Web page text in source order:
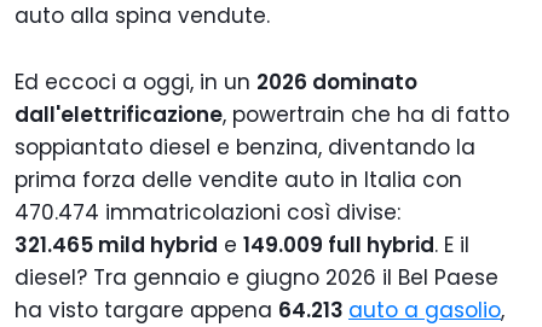
auto alla spina vendute.
Ed eccoci a oggi, in un 2026 dominato
dall'elettrificazione, powertrain che ha di fatto
soppiantato diesel e benzina, diventando la
prima forza delle vendite auto in Italia con
470.474 immatricolazioni così divise:
321.465 mild hybrid e 149.009 full hybrid. E il
diesel? Tra gennaio e giugno 2026 il Bel Paese
ha visto targare appena 64.213 auto a gasolio,